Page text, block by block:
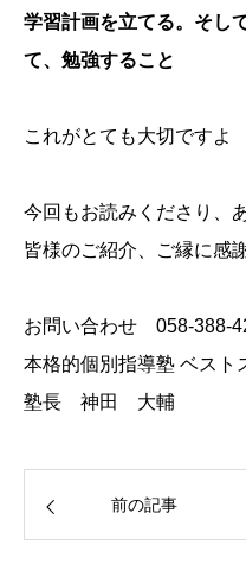
学習計画を立てる。そし
て、勉強すること
これがとても大切ですよ
今回もお読みくださり、
皆様のご紹介、ご縁に感
お問い合わせ 058-388-
本格的個別指導塾 ベスト
塾長 神田 大輔
前の記事